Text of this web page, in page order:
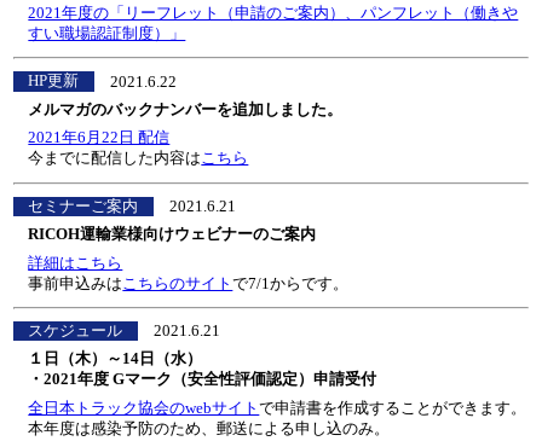
2021年度の「リーフレット（申請のご案内）、パンフレット（働きや
すい職場認証制度）」
HP更新
2021.6.22
メルマガのバックナンバーを追加しました。
2021年6月22日 配信
今までに配信した内容はこちら
セミナーご案内
2021.6.21
RICOH運輸業様向けウェビナーのご案内
詳細はこちら
事前申込みは こちらのサイトで7/1からです。
スケジュール
2021.6.21
１日（木）～14日（水）
・2021年度 Gマーク（安全性評価認定）申請受付
全日本トラック協会のwebサイトで申請書を作成することができます。
本年度は感染予防のため、郵送による申し込のみ。